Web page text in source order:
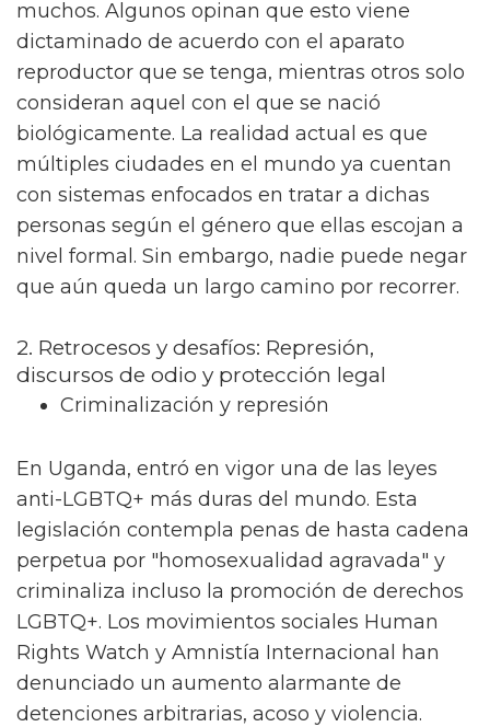
muchos. Algunos opinan que esto viene
dictaminado de acuerdo con el aparato
reproductor que se tenga, mientras otros solo
consideran aquel con el que se nació
biológicamente. La realidad actual es que
múltiples ciudades en el mundo ya cuentan
con sistemas enfocados en tratar a dichas
personas según el género que ellas escojan a
nivel formal. Sin embargo, nadie puede negar
que aún queda un largo camino por recorrer.
2. Retrocesos y desafíos: Represión,
discursos de odio y protección legal
Criminalización y represión
En Uganda, entró en vigor una de las leyes
anti-LGBTQ+ más duras del mundo. Esta
legislación contempla penas de hasta cadena
perpetua por "homosexualidad agravada" y
criminaliza incluso la promoción de derechos
LGBTQ+. Los movimientos sociales Human
Rights Watch y Amnistía Internacional han
denunciado un aumento alarmante de
detenciones arbitrarias, acoso y violencia.